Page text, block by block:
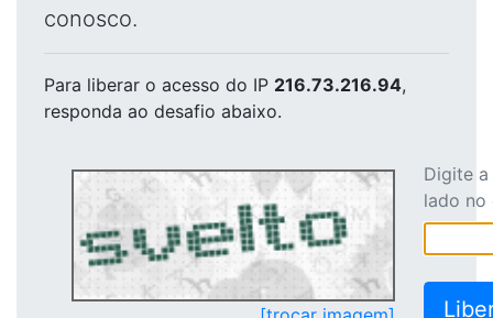
conosco.
Para liberar o acesso do IP 216.73.216.94,
responda ao desafio abaixo.
Digite
lado no